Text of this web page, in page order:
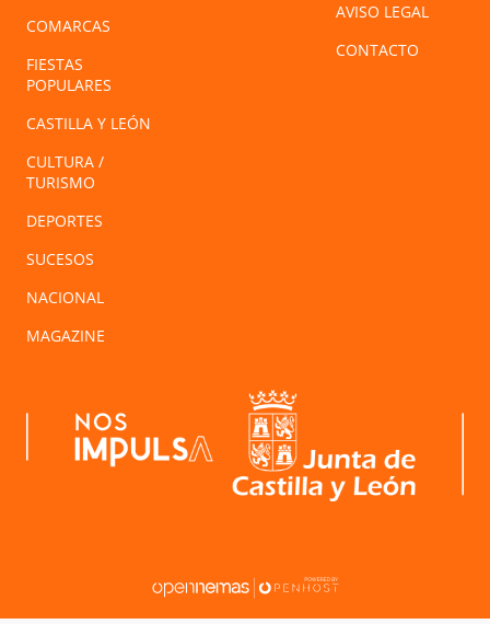
COMARCAS
FIESTAS
POPULARES
CASTILLA Y LEÓN
CULTURA /
TURISMO
DEPORTES
SUCESOS
NACIONAL
MAGAZINE
AVISO LEGAL
CONTACTO